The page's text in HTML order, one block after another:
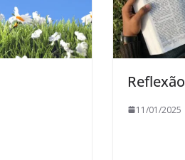
Reflexão
11/01/2025